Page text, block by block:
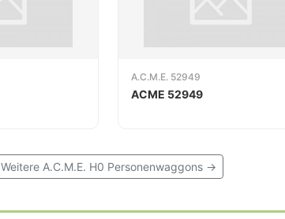
A.C.M.E. 52949
ACME 52949
Weitere A.C.M.E. H0 Personenwaggons →